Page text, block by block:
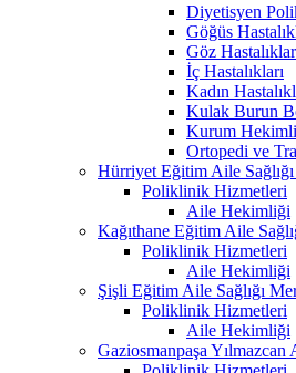
Diyetisyen
Göğüs
Göz
İç Hastalıkları
Kadın
Kulak Burun
Kurum
Ortopedi ve
Hürriyet Eğitim Aile
Poliklinik Hizmetleri
Aile Hekimliği
Kağıthane Eğitim Aile
Poliklinik Hizmetleri
Aile Hekimliği
Şişli Eğitim Aile Sağlığı
Poliklinik Hizmetleri
Aile Hekimliği
Gaziosmanpaşa Yılmazcan